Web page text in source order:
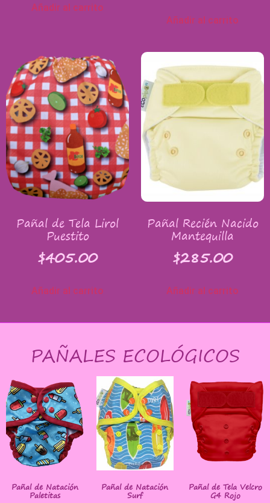
Añadir al carrito
Añadir al carrito
Pañal de Tela Lirol
Puestito
$405.00
Añadir al carrito
Pañal Recién Nacido
Mantequilla
$285.00
Añadir al carrito
PAÑALES ECOLÓGICOS
Pañal de Natación
Paletitas
Pañal de Natación
Surf
Pañal de Tela Velcro
G4 Rojo